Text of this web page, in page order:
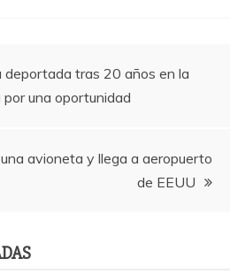
deportada tras 20 años en la
una oportunidad
avioneta y llega a aeropuerto
de EEUU